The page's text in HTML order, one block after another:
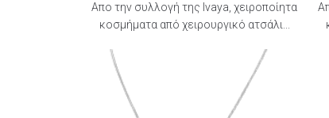
Aπο την συλλογή της Ιvaya, χειροποίητα
κοσμήματα από χειρουργικό ατσάλι...